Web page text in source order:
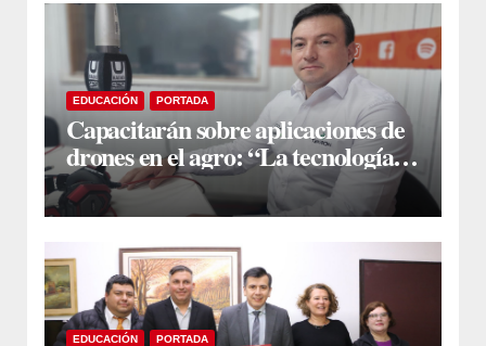
EDUCACIÓN PORTADA
Capacitarán sobre aplicaciones de
drones en el agro: “La tecnología
ya es una realidad en el campo”
EDUCACIÓN PORTADA